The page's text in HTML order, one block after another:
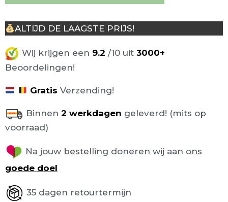
ALTIJD DE LAAGSTE PRIJS!
Wij krijgen een 9.2 /10 uit 3000+
Beoordelingen!
Gratis Verzending!
Binnen 2 werkdagen geleverd! (mits op
voorraad)
Na jouw bestelling doneren wij aan ons
goede doel
35 dagen retourtermijn